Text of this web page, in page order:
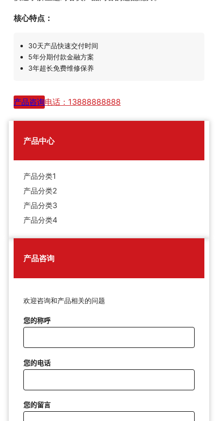
核心特点：
30天产品快速交付时间
5年分期付款金融方案
3年超长免费维修保养
产品咨询电话：13888888888
产品中心
产品分类1
产品分类2
产品分类3
产品分类4
产品咨询
欢迎咨询和产品相关的问题
您的称呼
您的电话
您的留言